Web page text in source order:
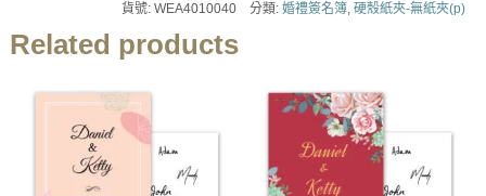
貨號:WEA4010040 分類:婚禮簽名簿,硬殼紙夾-無紙夾(p)
Related products